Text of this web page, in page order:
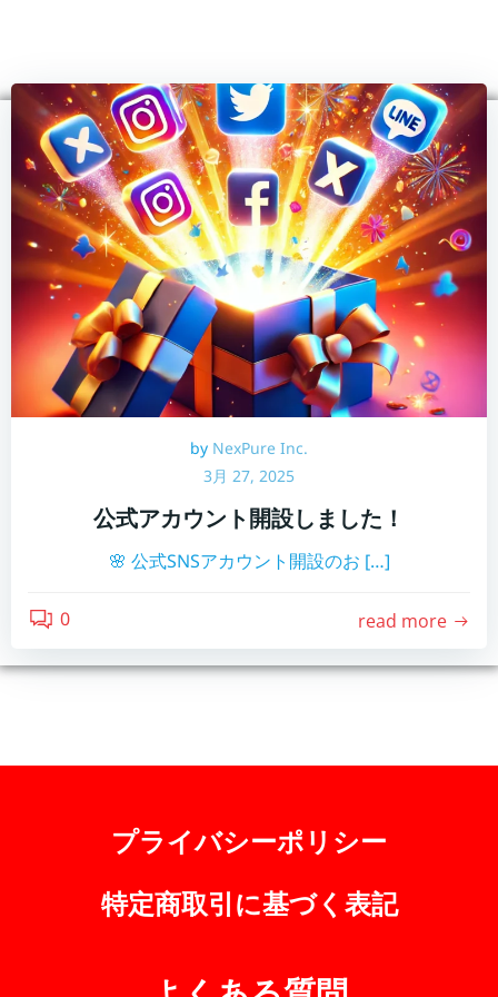
ン
ツ
へ
ス
キ
ッ
プ
by NexPure Inc.
3月 27, 2025
公式アカウント開設しました！
🌸 公式SNSアカウント開設のお […]
0 read more
プライバシーポリシー
特定商取引に基づく表記